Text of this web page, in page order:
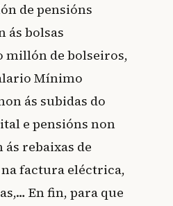
de pensións
ás bolsas
millón de bolseiros,
Mínimo
ás subidas do
e pensións non
rebaixas de
factura eléctrica,
En fin, para que